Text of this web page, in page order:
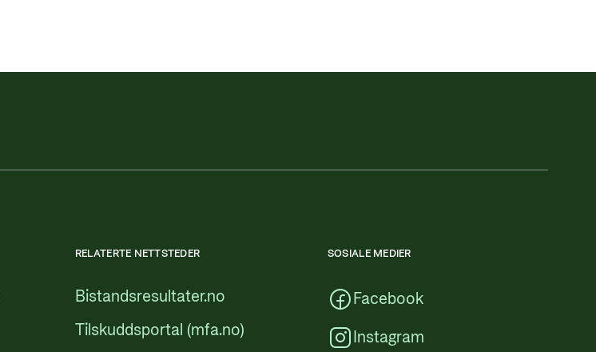
RELATERTE NETTSTEDER
Bistandsresultater.no
Tilskuddsportal (mfa.no)
SOSIALE MEDIER
Facebook
Instagram